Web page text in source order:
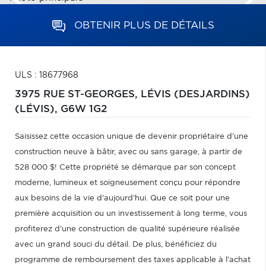
OBTENIR PLUS DE DÉTAILS
ULS : 18677968
3975 RUE ST-GEORGES, LÉVIS (DESJARDINS)
(LÉVIS), G6W 1G2
Saisissez cette occasion unique de devenir propriétaire d'une
construction neuve à bâtir, avec ou sans garage, à partir de
528 000 $! Cette propriété se démarque par son concept
moderne, lumineux et soigneusement conçu pour répondre
aux besoins de la vie d'aujourd'hui. Que ce soit pour une
première acquisition ou un investissement à long terme, vous
profiterez d'une construction de qualité supérieure réalisée
avec un grand souci du détail. De plus, bénéficiez du
programme de remboursement des taxes applicable à l'achat